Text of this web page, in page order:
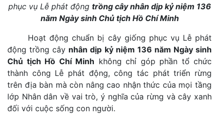
phục vụ Lễ phát động trồng cây nhân dịp kỷ niệm 136
năm Ngày sinh Chủ tịch Hồ Chí Minh
Hoạt động chuẩn bị cây giống phục vụ Lễ phát
động trồng cây nhân dịp kỷ niệm 136 năm Ngày sinh
Chủ tịch Hồ Chí Minh không chỉ góp phần tổ chức
thành công Lễ phát động, công tác phát triển rừng
trên địa bàn mà còn nâng cao nhận thức của mọi tầng
lớp Nhân dân về vai trò, ý nghĩa của rừng và cây xanh
đối với cuộc sống con người.